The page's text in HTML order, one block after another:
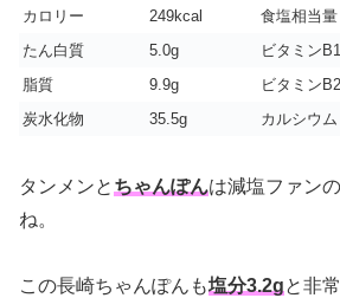
カロリー
249kcal 食塩相当量
たん白質
5.0g ビタミンB1
脂質
9.9g ビタミンB2
炭水化物
35.5g カルシウム
タンメンと ちゃんぽんは減塩ファン
ね。
この長崎ちゃんぽんも塩分3.2gと非